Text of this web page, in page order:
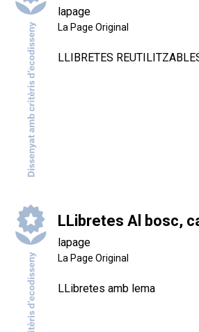
lapage
La Page Original
LLIBRETES
LLibretes Al bosc,
lapage
La Page Original
LLibretes amb lema